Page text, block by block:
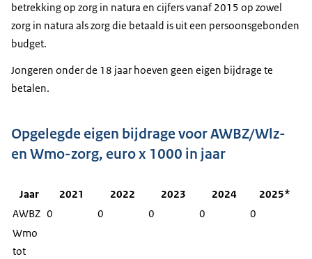
betrekking op zorg in natura en cijfers vanaf 2015 op zowel
zorg in natura als zorg die betaald is uit een persoonsgebonden
budget.
Jongeren onder de 18 jaar hoeven geen eigen bijdrage te
betalen.
Opgelegde eigen bijdrage voor AWBZ/Wlz-
en Wmo-zorg, euro x 1000 in jaar
Jaar 2021 2022 2023 2024
2025*
AWBZ 0 0 0 0
0
Wmo
tot